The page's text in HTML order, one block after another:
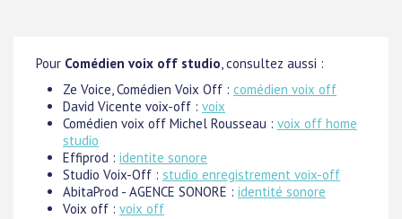
Pour Comédien voix off studio, consultez aussi :
Ze Voice, Comédien Voix Off : comédien voix off
David Vicente voix-off : voix
Comédien voix off Michel Rousseau : voix off home
studio
Effiprod : identite sonore
Studio Voix-Off : studio enregistrement voix-off
AbitaProd - AGENCE SONORE : identité sonore
Voix off : voix off